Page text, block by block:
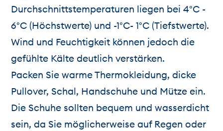
Durchschnittstemperaturen liegen bei 4°C -
6°C (Höchstwerte) und -1°C- 1°C (Tiefstwerte).
Wind und Feuchtigkeit können jedoch die
gefühlte Kälte deutlich verstärken.
Packen Sie warme Thermokleidung, dicke
Pullover, Schal, Handschuhe und Mütze ein.
Die Schuhe sollten bequem und wasserdicht
sein, da Sie möglicherweise auf Regen oder